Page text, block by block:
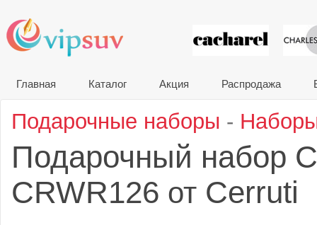
VIP
Главная Каталог Акция Распродажа
Подарочные наборы -
Подарочный набор
CRWR126 от Cerruti